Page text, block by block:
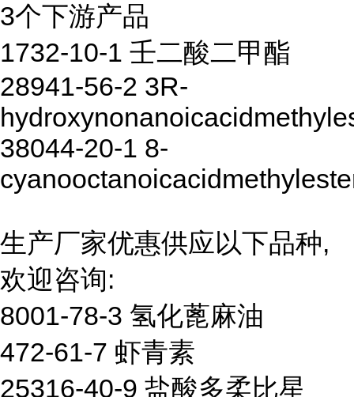
3个下游产品
1732-10-1 壬二酸二甲酯
28941-56-2 3R-
38044-20-1 8-
生产厂家优惠供应以下品种,
欢迎咨询:
8001-78-3 氢化蓖麻油
472-61-7 虾青素
25316-40-9 盐酸多柔比星